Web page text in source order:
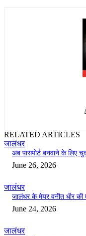
RELATED ARTICLES
जालंधर
अब पासपोर्ट बनवाने के लिए
June 26, 2026
जालंधर
जालंधर के मेयर वनीत धीर की
June 24, 2026
जालंधर